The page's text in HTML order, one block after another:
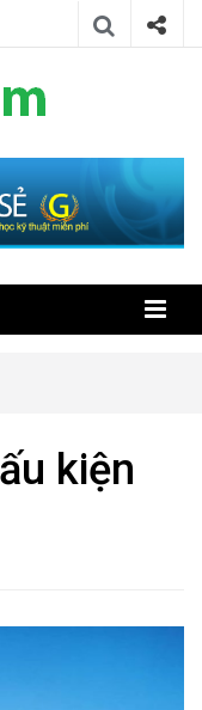
kiện